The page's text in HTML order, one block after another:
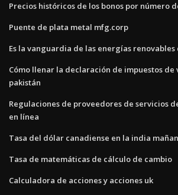
Precios históricos de los bonos por número
Puente de plata metal mfg.corp
Es la vanguardia de las energías renovables
Cómo llenar la declaración de impuestos de
pakistán
Regulaciones de proveedores de servicios
en línea
Tasa del dólar canadiense en la india
Tasa de matemáticas de cálculo de cambio
Calculadora de acciones y acciones uk